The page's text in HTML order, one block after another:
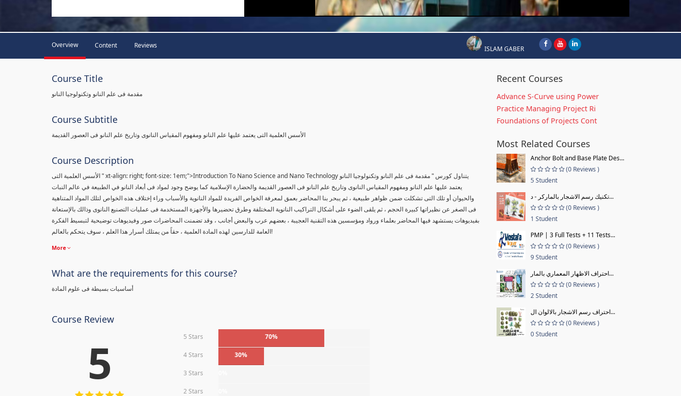
Overview Content Reviews ISLAM GABER
Course Title
مقدمة فى علم النانو وتكنولوجيا النانو
Course Subtitle
الأسس العلمية التى يعتمد عليها علم النانو ومفهوم المقياس النانوى وتاريخ علم النانو فى العصور القديمة
Course Description
يتناول كورس " مقدمة فى علم النانو وتكنولوجيا النانو xt-align: right; font-size: 1em;">Introduction To Nano Science and Nano Technology " الأسس العلمية التى
يعتمد عليها علم النانو ومفهوم المقياس النانوى وتاريخ علم النانو فى العصور القديمة والحضارة الإسلامية كما يوضح وجود لمواد فى أبعاد النانو في الطبيعة في عالم النبات
والحيوان أو تلك التى تشكلت ضمن ظواهر طبيعية ، ثم يبحر بنا المحاضر بعمق لمعرفة الخواص الفريدة للمواد النانوية والأسباب وراء إختلاف هذه الخواص لتلك المواد المتناهية
فى الصغر عن نظيراتها كبيرة الحجم ، ثم يلقى الضوء على أشكال التراكيب النانوية المختلفة وطرق تحضيرها والأجهزة المستخدمة فى عمليات التصنيع النانوى وذالك بالإستعانة
بفيديوهات يستشهد فيها المحاضر بعلماء ورواد ومؤسسين هذه التقنية العجيبة ، بعضهم عرب والبعض أجانب ، وقد تضمنت المحاضرات صور وفيديوهات توضيحية لتبسيط الفكرة
العامة للدارسين لهذه المادة العلمية ، حقاً من يمتلك أسرار هذا العلم ، سوف يتحكم بالعالم!
More
What are the requirements for this course?
أساسيات بسيطة فى علوم المادة
Course Review
5 5 Stars 70%
4 Stars 30%
3 Stars
2 Stars
Recent Courses
Advance S-Curve using Power
Practice Managing Project Ri
Foundations of Projects Cont
Most Related Courses
Anchor Bolt and Base Plate Des...
(0 Reviews )
5 Student
تكنيك رسم الاشجار بالماركر - د...
(0 Reviews )
1 Student
PMP | 3 Full Tests + 11 Tests...
(0 Reviews )
9 Student
احتراف الاظهار المعماري بالمار...
(0 Reviews )
2 Student
احتراف رسم الاشجار بالالوان ال...
(0 Reviews )
0 Student